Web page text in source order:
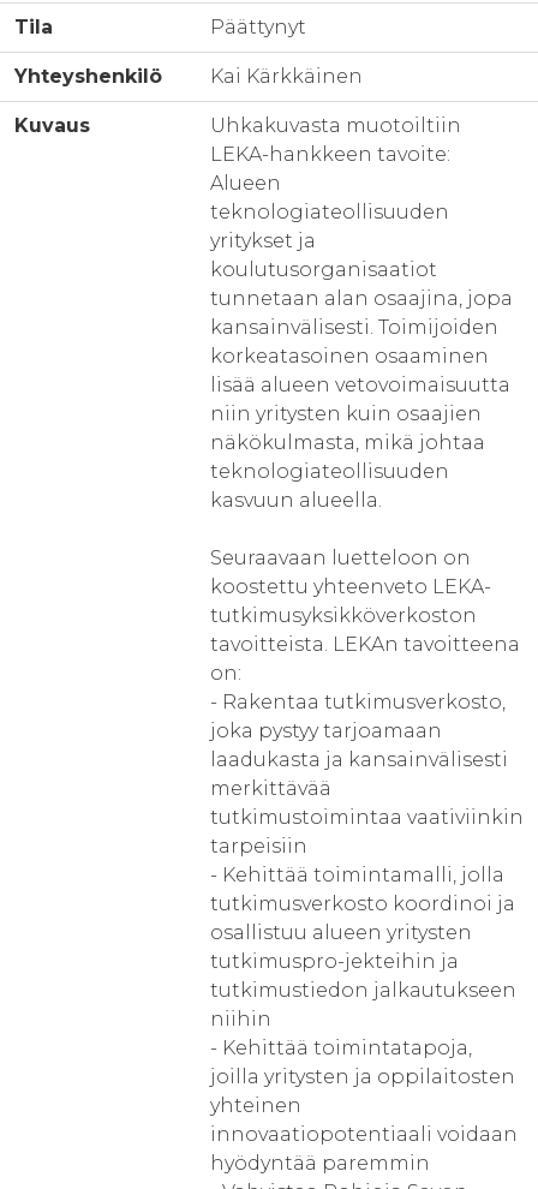
Tila Päättynyt
Yhteyshenkilö Kai Kärkkäinen
Kuvaus
Uhkakuvasta muotoiltiin
LEKA-hankkeen tavoite:
Alueen
teknologiateollisuuden
yritykset ja
koulutusorganisaatiot
tunnetaan alan osaajina, jopa
kansainvälisesti. Toimijoiden
korkeatasoinen osaaminen
lisää alueen vetovoimaisuutta
niin yritysten kuin osaajien
näkökulmasta, mikä johtaa
teknologiateollisuuden
kasvuun alueella.
Seuraavaan luetteloon on
koostettu yhteenveto LEKA-
tutkimusyksikköverkoston
tavoitteista. LEKAn tavoitteena
on:
- Rakentaa tutkimusverkosto,
joka pystyy tarjoamaan
laadukasta ja kansainvälisesti
merkittävää
tutkimustoimintaa vaativiinkin
tarpeisiin
- Kehittää toimintamalli, jolla
tutkimusverkosto koordinoi ja
osallistuu alueen yritysten
tutkimuspro-jekteihin ja
tutkimustiedon jalkautukseen
niihin
- Kehittää toimintatapoja,
joilla yritysten ja oppilaitosten
yhteinen
innovaatiopotentiaali voidaan
hyödyntää paremmin